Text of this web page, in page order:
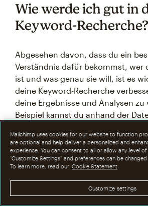
Wie werde ich gut in
Keyword-Recherche?
Abgesehen davon, dass du ein
Verständnis dafür bekommst, wer
ist und was genau sie will, ist es
deine Keyword-Recherche
deine Ergebnisse und Analysen
Beispiel kannst du anhand der
Landingpages den meisten Traffic
welche unterdurchschnittlich
diesem Wissen kannst du einen
verbessern. Mailchimp und
wie Semrush bieten auch
Mailchimp uses cookies for our website to function
are optional and help deliver a personalized and
experience. You can consent to all or allow any level of
“Customize Settings” and preferences can be changed
To learn more, read our Cookie Statement
Customize settings